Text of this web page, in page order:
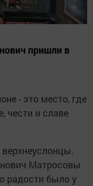
пришли в
- это место, где
чести и славе
Матросовы
радости было у